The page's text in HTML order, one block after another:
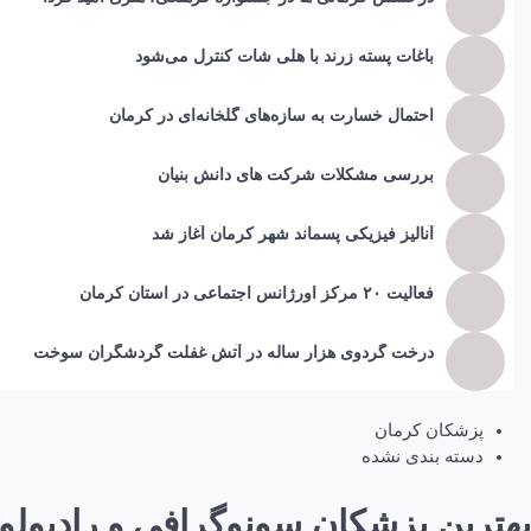
باغات پسته زرند با هلی شات کنترل می‌شود
احتمال خسارت به ساز‌ه‌های گلخانه‌ای در کرمان
بررسی مشکلات شرکت های دانش بنیان
آنالیز فیزیکی پسماند شهر کرمان آغاز شد
فعالیت ۲۰ مرکز اورژانس اجتماعی در استان کرمان
درخت گردوی هزار ساله در آتش غفلت گردشگران سوخت
پزشکان کرمان
دسته بندی نشده
بهترین پزشکان سونوگرافی و